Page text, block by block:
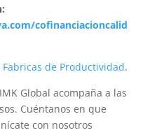
cofinanciacioncalid
Fabricas de Productividad.
Global acompaña a las
Cuéntanos en que
con nosotros